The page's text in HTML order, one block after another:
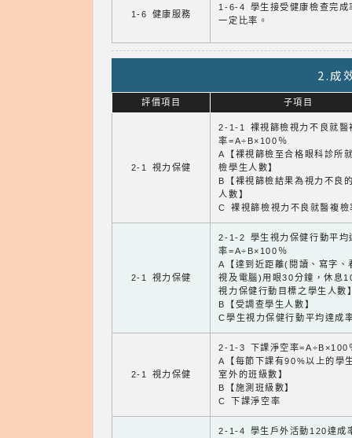
1-6 健康服務
1-6-4 學生接受健康檢查完成
一定比率。
2.成
評價項目 子項目
2-1 視力保健
2-1-1 裸視篩檢視力不良就醫
率=A÷B×100％
A【裸視篩檢至合格眼科診所
檢學生人數】
B【裸視篩檢結果為視力不良
人數】
C 裸視篩檢視力不良就醫複檢
2-1 視力保健
2-1-2 學生視力保健行動平均
率=A÷B×100％
A【達到近距離(閱讀、寫字、
視及電腦)用眼30分鐘，休息
視力保健行動目標之學生人數
B【受調查學生人數】
C學生視力保健行動平均達成
2-1 視力保健
2-1-3 下課淨空率=A÷B×100
A【每節下課有90%以上的學
室外的班級數】
B【施測班級數】
C 下課淨空率
2-1-4 學生戶外活動120達成